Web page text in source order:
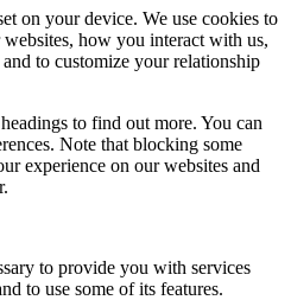
on your device. We use cookies to
how you interact with us,
to customize your relationship
to find out more. You can
Note that blocking some
experience on our websites and
to provide you with services
to use some of its features.